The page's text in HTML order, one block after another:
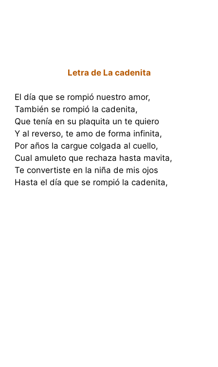
Letra de La cadenita
El día que se rompió nuestro amor,
También se rompió la cadenita,
Que tenía en su plaquita un te quiero
Y al reverso, te amo de forma infinita,
Por años la cargue colgada al cuello,
Cual amuleto que rechaza hasta mavita,
Te convertiste en la niña de mis ojos
Hasta el día que se rompió la cadenita,